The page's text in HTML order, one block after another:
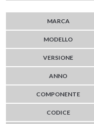
MARCA
MODELLO
VERSIONE
ANNO
COMPONENTE
CODICE